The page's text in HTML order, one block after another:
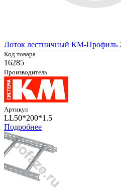
Лоток лестничный КМ-Профиль
Код товара
16285
Производитель
Артикул
LL50*200*1.5
Подробнее